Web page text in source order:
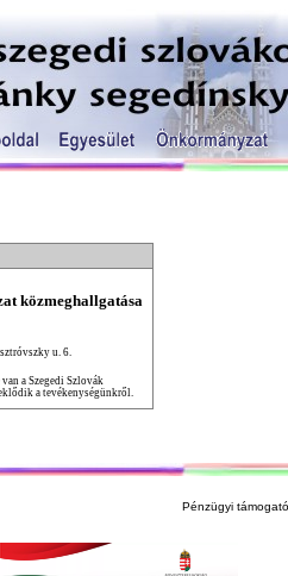
közmeghallgatása
u. 6.
a Szegedi Szlovák
a tevékenységünkről.
Pénzügyi